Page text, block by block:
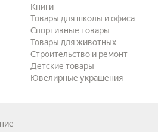
Книги
Товары для школы и офиса
Спортивные товары
Товары для животных
Строительство и ремонт
Детские товары
Ювелирные украшения